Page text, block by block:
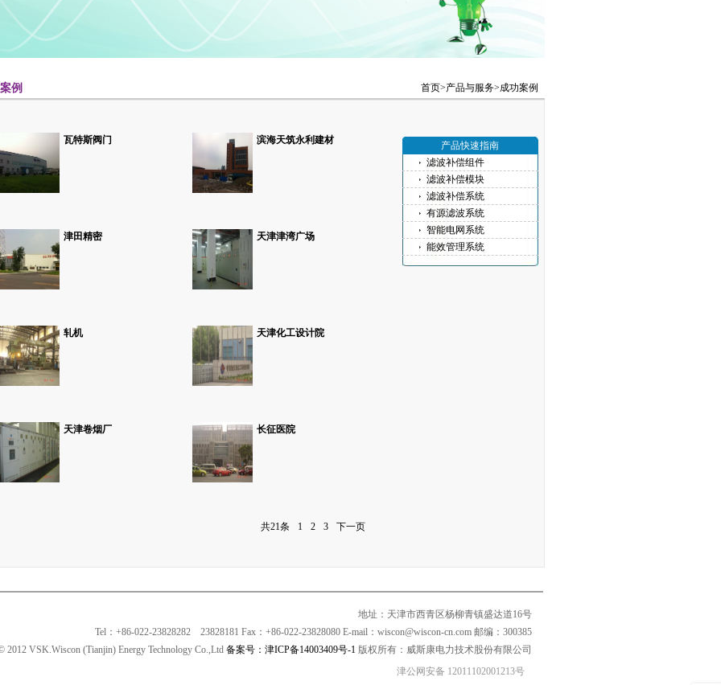
首页>产品与服务>成功案例
例
瓦特斯阀门 滨海天筑永利建材
津田精密 天津津湾广场
轧机 天津化工设计院
天津卷烟厂 长征医院
共21条 1 2 3 下一页
产品快速指南
滤波补偿组件
滤波补偿模块
滤波补偿系统
有源滤波系统
智能电网系统
能效管理系统
地址：天津市西青区杨柳青镇盛达道16号
Tel：+86-022-23828282 23828181 Fax：+86-022-23828080 E-mail：wiscon@wiscon-cn.com 邮编：300385
2012 VSK.Wiscon (Tianjin) Energy Technology Co.,Ltd 备案号：津ICP备14003409号-1 版权所有：威斯康电力技术股份有限公司
津公网安备 12011102001213号